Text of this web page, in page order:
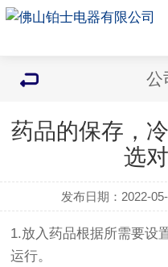
公
药品的保存，
选
发布日期：2022-
1.放入药品根据所需要设
运行。